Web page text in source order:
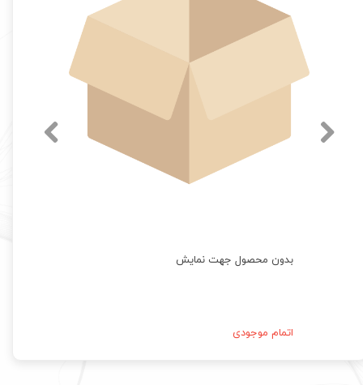
بدون محصول جهت نمایش
اتمام موجودی